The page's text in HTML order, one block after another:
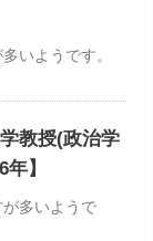
いようです。
教授(政治学
】
多いようで